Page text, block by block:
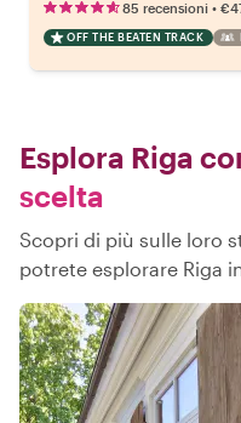
85 recensioni •
OFF THE BEATEN TRACK
Esplora Riga
scelta
Scopri di più sulle loro
potrete esplorare Riga